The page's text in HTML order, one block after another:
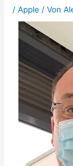
/Apple / Von